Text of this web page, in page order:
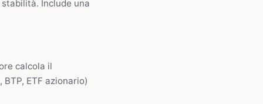
Include una
calcola il
ETF azionario)